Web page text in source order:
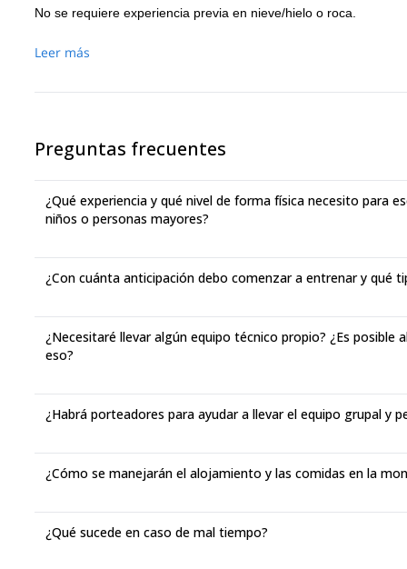
No se requiere experiencia previa en nieve/hielo o roca.
Leer más
Preguntas frecuentes
¿Qué experiencia y qué nivel de forma física necesito para
niños o personas mayores?
¿Con cuánta anticipación debo comenzar a entrenar y qué
¿Necesitaré llevar algún equipo técnico propio? ¿Es
eso?
¿Habrá porteadores para ayudar a llevar el equipo grupal y
¿Cómo se manejarán el alojamiento y las comidas en la
¿Qué sucede en caso de mal tiempo?